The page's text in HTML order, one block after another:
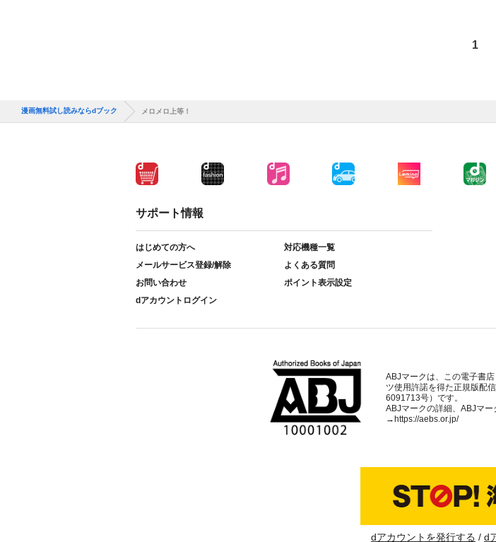
1
漫画無料試し読みならdブック メロメロ上等！
サポート情報
はじめての方へ
対応機種一覧
メールサービス登録/解除
よくある質問
お問い合わせ
ポイント表示設定
dアカウントログイン
ABJマークは、この電子書
ツ使用許諾を得た正規版配
6091713号）です。
ABJマークの詳細、ABJマ
→https://aebs.or.jp/
dアカウントを発行する d